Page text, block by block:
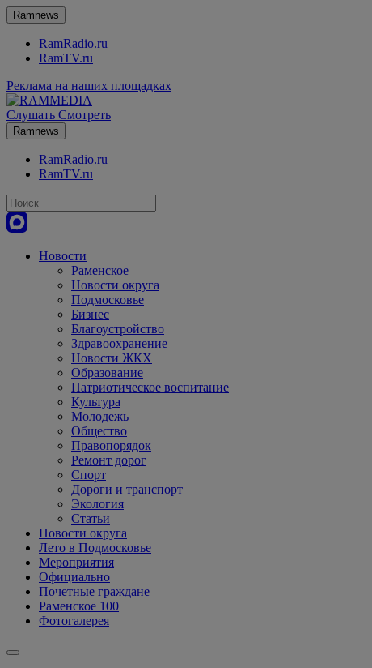
Ramnews
RamRadio.ru
RamTV.ru
Реклама на наших площадках
Слушать Смотреть
Ramnews
RamRadio.ru
RamTV.ru
Новости
Раменское
Новости округа
Подмосковье
Бизнес
Благоустройство
Здравоохранение
Новости ЖКХ
Образование
Патриотическое воспитание
Культура
Молодежь
Общество
Правопорядок
Ремонт дорог
Спорт
Дороги и транспорт
Экология
Статьи
Новости округа
Лето в Подмосковье
Мероприятия
Официально
Почетные граждане
Раменское 100
Фотогалерея